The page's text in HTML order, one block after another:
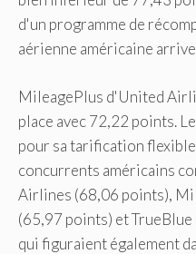
d'un programme de
aérienne américaine
MileagePlus d'United
place avec 72,22 points.
pour sa tarification
concurrents américains
Airlines (68,06 points),
(65,97 points) et
qui figuraient également